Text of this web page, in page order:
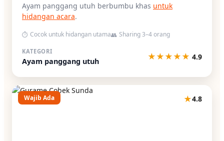
Ayam panggang utuh berbumbu khas untuk
hidangan acara.
⏱ Cocok untuk hidangan utama👥 Sharing 3–4 orang
KATEGORI
Ayam panggang utuh ★★★★★ 4.9
Wajib Ada ★4.8